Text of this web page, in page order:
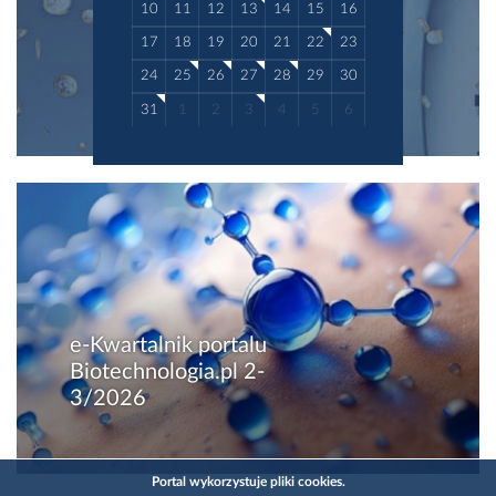
10 11 12 13 14 15 16
17 18 19 20 21 22 23
24 25 26 27 28 29 30
31 1 2 3 4 5 6
e-Kwartalnik portalu
Biotechnologia.pl 2-
3/2026
Portal wykorzystuje pliki cookies.